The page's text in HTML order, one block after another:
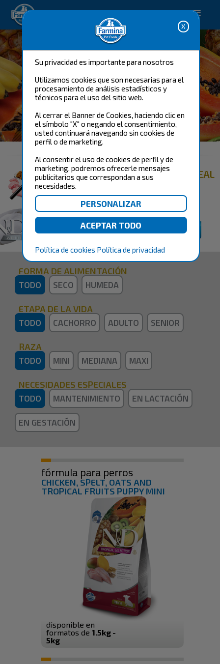
Su privacidad es importante para nosotros
Utilizamos cookies que son necesarias para el
procesamiento de análisis estadísticos y
técnicos para el uso del sitio web.
Al cerrar el Banner de Cookies, haciendo clic en
el símbolo "X" o negando el consentimiento,
usted continuará navegando sin cookies de
perfil o de marketing.
Al consentir el uso de cookies de perfil y de
marketing, podremos ofrecerle mensajes
publicitarios que correspondan a sus
necesidades.
Política de cookies Política de privacidad
Happy pet. Happy you.
N&D TROPICAL SELECTION
CANINE
ENCUENTRA EL PRODUCTO IDEAL
PARA TU PERRO
FORMA DE ALIMENTACIÓN
TODO SECO HUMEDA
ETAPA DE LA VIDA
TODO CACHORRO ADULTO SENIOR
RAZA
TODO MINI MEDIANA MAXI
NECESIDADES ESPECIALES
TODO MANTENIMIENTO
EN LACTACIÓN
EN GESTACIÓN
fórmula para perros
CHICKEN, SPELT, OATS AND
TROPICAL FRUITS PUPPY MINI
disponible en
formatos de 1.5kg -
5kg